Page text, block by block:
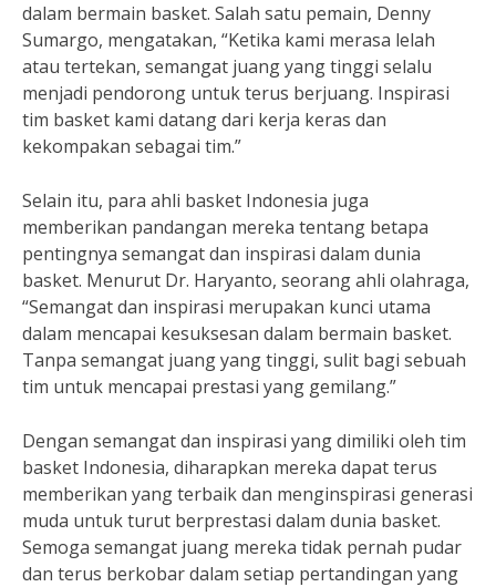
dalam bermain basket. Salah satu pemain, Denny
Sumargo, mengatakan, “Ketika kami merasa lelah
atau tertekan, semangat juang yang tinggi selalu
menjadi pendorong untuk terus berjuang. Inspirasi
tim basket kami datang dari kerja keras dan
kekompakan sebagai tim.”
Selain itu, para ahli basket Indonesia juga
memberikan pandangan mereka tentang betapa
pentingnya semangat dan inspirasi dalam dunia
basket. Menurut Dr. Haryanto, seorang ahli olahraga,
“Semangat dan inspirasi merupakan kunci utama
dalam mencapai kesuksesan dalam bermain basket.
Tanpa semangat juang yang tinggi, sulit bagi sebuah
tim untuk mencapai prestasi yang gemilang.”
Dengan semangat dan inspirasi yang dimiliki oleh tim
basket Indonesia, diharapkan mereka dapat terus
memberikan yang terbaik dan menginspirasi generasi
muda untuk turut berprestasi dalam dunia basket.
Semoga semangat juang mereka tidak pernah pudar
dan terus berkobar dalam setiap pertandingan yang